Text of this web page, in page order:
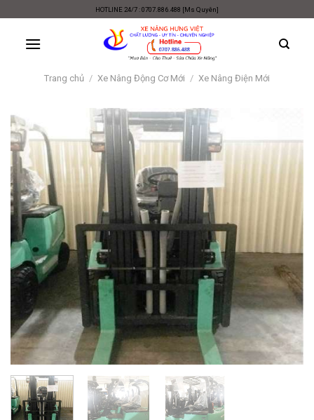
content
HOTLINE 24/7 : 0707.886.488 [Ms Quyên]
Trang chủ / Xe Nâng Động Cơ Mới / Xe Nâng Điện Mới